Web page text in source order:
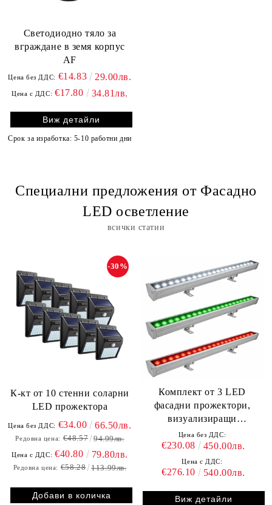
Светодиодно тяло за
вграждане в земя корпус
АF
Цена без ДДС: €14.83 29.00лв.
Цена с ДДС: €17.80 34.81лв.
Виж детайли
Срок за изработка: 5-10 работни дни
Специални предложения от Фасадно
LED осветление
всички статии
К-кт от 10 стенни соларни
LED прожектора
-30%
Цена без ДДС: €34.00 66.50лв.
Редовна цена: €48.57 94.99лв.
Цена с ДДС: €40.80 79.80лв.
Редовна цена: €58.28 113.99лв.
Комплект от 3 LED
фасадни прожектори,
визуализиращи
българското знаме
Цена без ДДС:
€230.08 450.00лв.
Цена с ДДС:
€276.10 540.00лв.
Виж детайли